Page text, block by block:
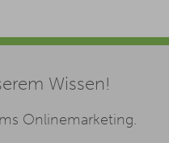
Wissen!
Onlinemarketing.